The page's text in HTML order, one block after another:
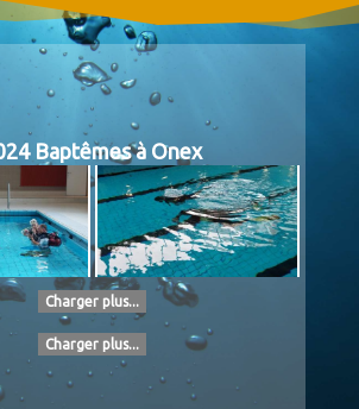
Baptêmes à Onex
Charger plus...
Charger plus...